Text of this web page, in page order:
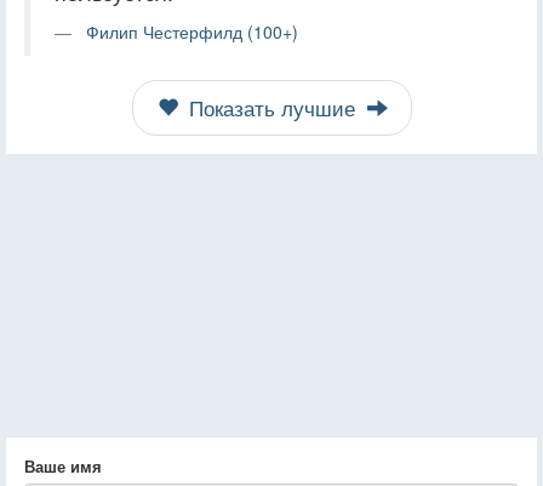
Филип Честерфилд (100+)
Показать лучшие
Ваше имя